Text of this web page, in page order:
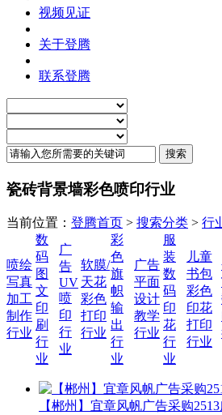
视频见证
关于登腾
联系登腾
瓷砖背景墙彩色喷印行业
当前位置： 登腾首页 > 搜索分类 > 行
喷绘
写真
加工
制作
行业
数
码
图
文
印
刷
行
业
广
告
UV
喷
印
行
业
软膜/
天花
彩色
打印
行业
彩
色
旗
帜
输
出
行
业
广告
平面
设计
教学
行业
服
装
数
码
印
花
行
业
儿童
书包
彩色
印花
打印
行业
【郴州】宜章风帆广告采购